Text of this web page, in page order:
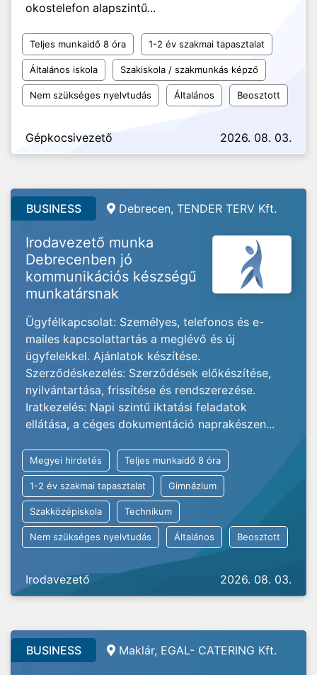
okostelefon alapszintű...
Teljes munkaidő 8 óra 1-2 év szakmai tapasztalat
Általános iskola Szakiskola / szakmunkás képző
Nem szükséges nyelvtudás Általános Beosztott
Gépkocsivezető 2026. 08. 03.
BUSINESS Debrecen, TENDER TERV Kft.
Irodavezető munka
Debrecenben jó
kommunikációs készségű
munkatársnak
Ügyfélkapcsolat: Személyes, telefonos és e-
mailes kapcsolattartás a meglévő és új
ügyfelekkel. Ajánlatok készítése.
Szerződéskezelés: Szerződések előkészítése,
nyilvántartása, frissítése és rendszerezése.
Iratkezelés: Napi szintű iktatási feladatok
ellátása, a céges dokumentáció naprakészen...
Megyei hirdetés Teljes munkaidő 8 óra
1-2 év szakmai tapasztalat Gimnázium
Szakközépiskola Technikum
Nem szükséges nyelvtudás Általános Beosztott
Irodavezető 2026. 08. 03.
BUSINESS Maklár, EGAL- CATERING Kft.